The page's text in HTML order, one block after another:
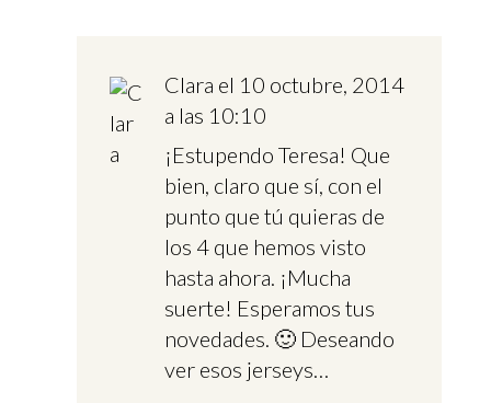
Clara el 10 octubre, 2014
a las 10:10
¡Estupendo Teresa! Que
bien, claro que sí, con el
punto que tú quieras de
los 4 que hemos visto
hasta ahora. ¡Mucha
suerte! Esperamos tus
novedades. 🙂 Deseando
ver esos jerseys…